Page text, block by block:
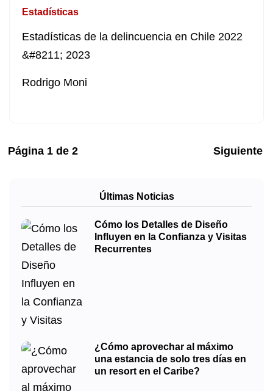
Estadísticas
Estadísticas de la delincuencia en Chile 2022
&#8211; 2023
Rodrigo Moni
Página 1 de 2 Siguiente
Últimas Noticias
Cómo los Detalles de Diseño
Influyen en la Confianza y Visitas
Recurrentes
¿Cómo aprovechar al máximo
una estancia de solo tres días en
un resort en el Caribe?